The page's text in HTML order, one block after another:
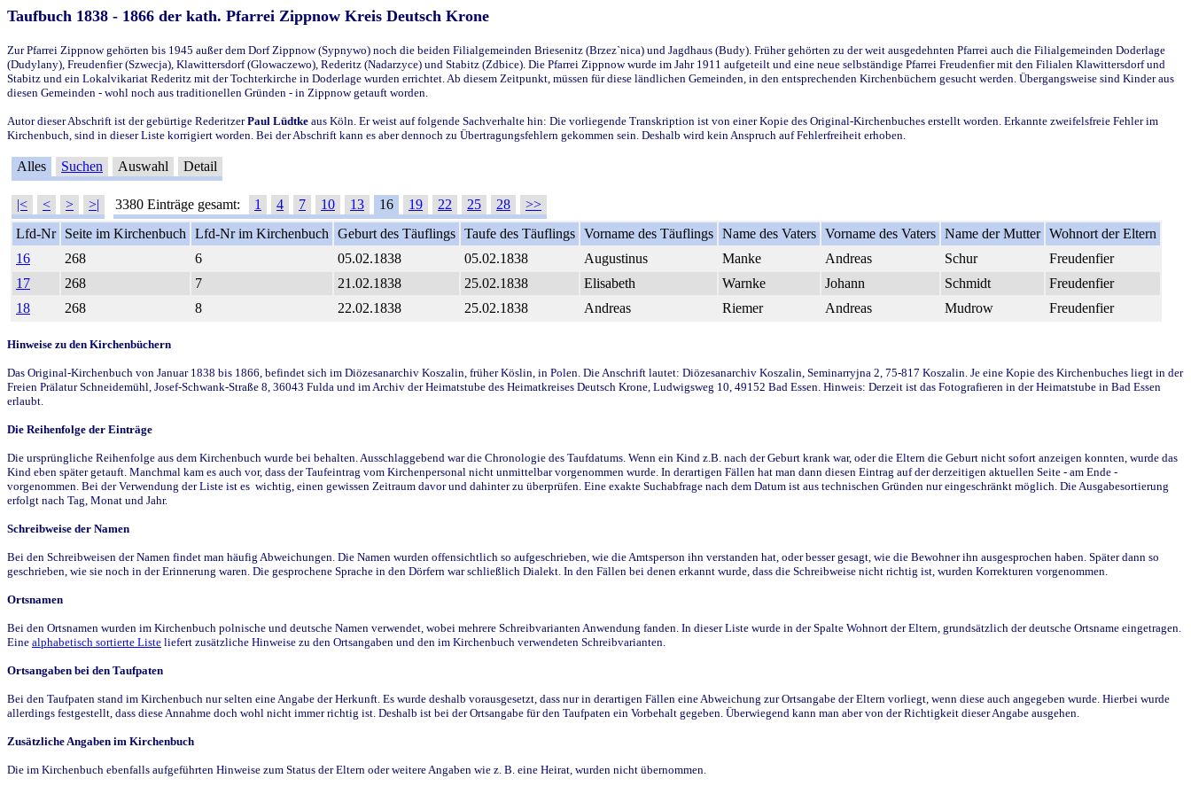
Taufbuch 1838 - 1866 der kath. Pfarrei Zippnow Kreis Deutsch Krone
Zur Pfarrei Zippnow gehörten bis 1945 außer dem Dorf Zippnow (Sypnywo) noch die beiden Filialgemeinden Briesenitz (Brzez`nica) und Jagdhaus (Budy). Früher gehörten zu der weit ausgedehnten Pfarrei auch die Filialgemeinden Doderlage
(Dudylany), Freudenfier (Szwecja), Klawittersdorf (Glowaczewo), Rederitz (Nadarzyce) und Stabitz (Zdbice). Die Pfarrei Zippnow wurde im Jahr 1911 aufgeteilt und eine neue selbständige Pfarrei Freudenfier mit den Filialen Klawittersdorf und
Stabitz und ein Lokalvikariat Rederitz mit der Tochterkirche in Doderlage wurden errichtet. Ab diesem Zeitpunkt, müssen für diese ländlichen Gemeinden, in den entsprechenden Kirchenbüchern gesucht werden. Übergangsweise sind Kinder aus
diesen Gemeinden - wohl noch aus traditionellen Gründen - in Zippnow getauft worden.
Autor dieser Abschrift ist der gebürtige RederitzerPaul Lüdtke aus Köln. Er weist auf folgende Sachverhalte hin: Die vorliegende Transkription ist von einer Kopie des Original-Kirchenbuches erstellt worden. Erkannte zweifelsfreie Fehler im
Kirchenbuch, sind in dieser Liste korrigiert worden. Bei der Abschrift kann es aber dennoch zu Übertragungsfehlern gekommen sein. Deshalb wird kein Anspruch auf Fehlerfreiheit erhoben.
Alles Suchen Auswahl Detail
|< < > >| 3380 Einträge gesamt: 1 4 7 10 13 16 19 22 25 28
>>
Lfd-Nr
Seite im Kirchenbuch Lfd-Nr im Kirchenbuch Geburt des Täuflings Taufe des Täuflings Vorname des Täuflings Name des Vaters Vorname des Vaters Name der Mutter Wohnort der Eltern
16
268 6 05.02.1838 05.02.1838 Augustinus Manke Andreas Schur
Freudenfier
17
268 7 21.02.1838 25.02.1838 Elisabeth Warnke Johann Schmidt
Freudenfier
18
268 8 22.02.1838 25.02.1838 Andreas Riemer Andreas Mudrow Freudenfier
Hinweise zu den Kirchenbüchern
Das Original-Kirchenbuch von Januar 1838 bis 1866, befindet sich im Diözesanarchiv Koszalin, früher Köslin, in Polen. Die Anschrift lautet: Diözesanarchiv Koszalin, Seminarryjna 2, 75-817 Koszalin. Je eine Kopie des Kirchenbuches liegt in der
Freien Prälatur Schneidemühl, Josef-Schwank-Straße 8, 36043 Fulda und im Archiv der Heimatstube des Heimatkreises Deutsch Krone, Ludwigsweg 10, 49152 Bad Essen. Hinweis: Derzeit ist das Fotografieren in der Heimatstube in Bad Essen
erlaubt.
Die Reihenfolge der Einträge
Die ursprüngliche Reihenfolge aus dem Kirchenbuch wurde bei behalten. Ausschlaggebend war die Chronologie des Taufdatums. Wenn ein Kind z.B. nach der Geburt krank war, oder die Eltern die Geburt nicht sofort anzeigen konnten, wurde das
Kind eben später getauft. Manchmal kam es auch vor, dass der Taufeintrag vom Kirchenpersonal nicht unmittelbar vorgenommen wurde. In derartigen Fällen hat man dann diesen Eintrag auf der derzeitigen aktuellen Seite - am Ende -
vorgenommen. Bei der Verwendung der Liste ist es wichtig, einen gewissen Zeitraum davor und dahinter zu überprüfen. Eine exakte Suchabfrage nach dem Datum ist aus technischen Gründen nur eingeschränkt möglich. Die Ausgabesortierung
erfolgt nach Tag, Monat und Jahr.
Schreibweise der Namen
Bei den Schreibweisen der Namen findet man häufig Abweichungen. Die Namen wurden offensichtlich so aufgeschrieben, wie die Amtsperson ihn verstanden hat, oder besser gesagt, wie die Bewohner ihn ausgesprochen haben. Später dann so
geschrieben, wie sie noch in der Erinnerung waren. Die gesprochene Sprache in den Dörfern war schließlich Dialekt. In den Fällen bei denen erkannt wurde, dass die Schreibweise nicht richtig ist, wurden Korrekturen vorgenommen.
Ortsnamen
Bei den Ortsnamen wurden im Kirchenbuch polnische und deutsche Namen verwendet, wobei mehrere Schreibvarianten Anwendung fanden. In dieser Liste wurde in der Spalte Wohnort der Eltern, grundsätzlich der deutsche Ortsname eingetragen.
Eine alphabetisch sortierte Liste liefert zusätzliche Hinweise zu den Ortsangaben und den im Kirchenbuch verwendeten Schreibvarianten.
Ortsangaben bei den Taufpaten
Bei den Taufpaten stand im Kirchenbuch nur selten eine Angabe der Herkunft. Es wurde deshalb vorausgesetzt, dass nur in derartigen Fällen eine Abweichung zur Ortsangabe der Eltern vorliegt, wenn diese auch angegeben wurde. Hierbei wurde
allerdings festgestellt, dass diese Annahme doch wohl nicht immer richtig ist. Deshalb ist bei der Ortsangabe für den Taufpaten ein Vorbehalt gegeben. Überwiegend kann man aber von der Richtigkeit dieser Angabe ausgehen.
Zusätzliche Angaben im Kirchenbuch
Die im Kirchenbuch ebenfalls aufgeführten Hinweise zum Status der Eltern oder weitere Angaben wie z. B. eine Heirat, wurden nicht übernommen.